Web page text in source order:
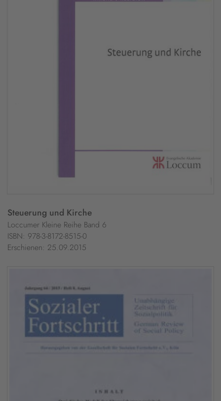
Steuerung und Kirche
Loccumer Kleine Reihe Band 6
ISBN: 978-3-8172-8515-0
Erschienen: 25.09.2015